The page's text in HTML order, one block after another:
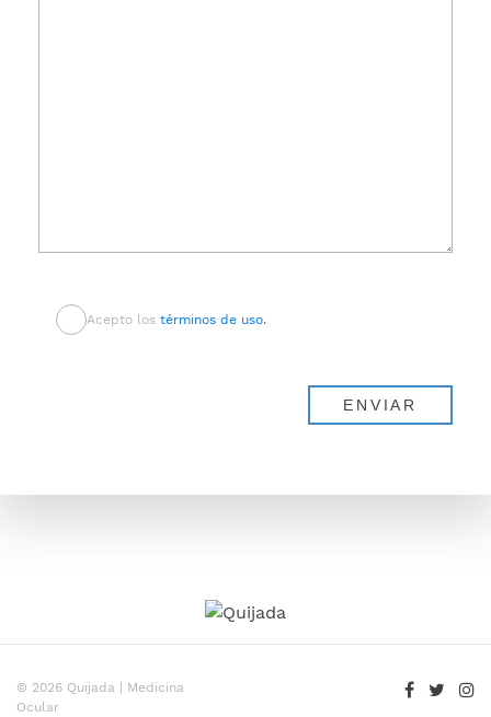
Acepto los términos de uso.
© 2026 Quijada | Medicina
Ocular